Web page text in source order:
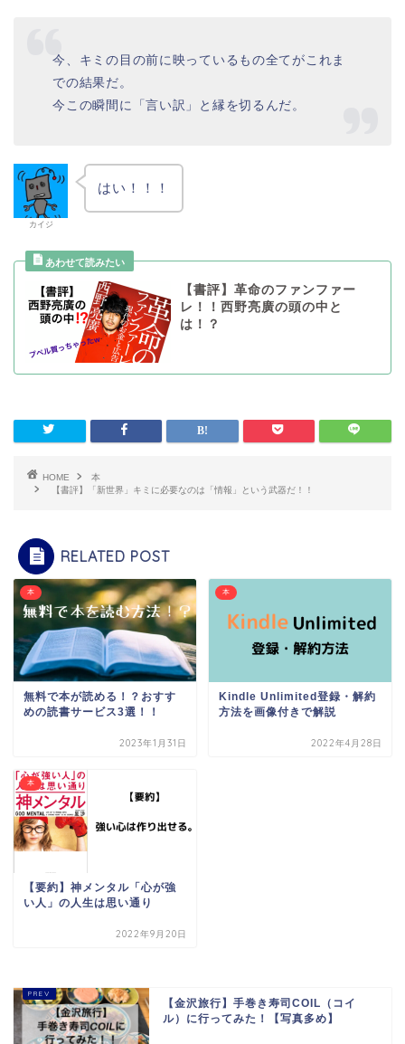
今、キミの目の前に映っているもの全てがこれま
での結果だ。
今この瞬間に「言い訳」と縁を切るんだ。
カイジ
はい！！！
【書評】革命のファンファー
レ！！西野亮廣の頭の中と
は！？
HOME
本
【書評】「新世界」キミに必要なのは「情報」という武器だ！！
RELATED POST
本
無料で本が読める！？おすす
めの読書サービス3選！！
2023年1月31日
本
Kindle Unlimited登録・解約
方法を画像付きで解説
2022年4月28日
本
【要約】神メンタル「心が強
い人」の人生は思い通り
2022年9月20日
【金沢旅行】手巻き寿司COIL（コイ
ル）に行ってみた！【写真多め】